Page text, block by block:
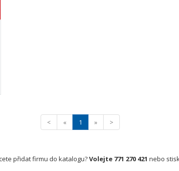
< « 1 » >
přidat firmu do katalogu?Volejte 771 270 421 nebo